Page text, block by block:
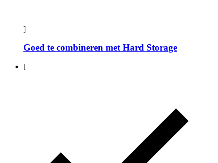
]
Goed te combineren met Hard Storage
[